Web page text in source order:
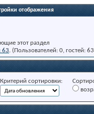
отображения
этот раздел
63. (Пользователей: 0, гостей:
Критерий сортировки: